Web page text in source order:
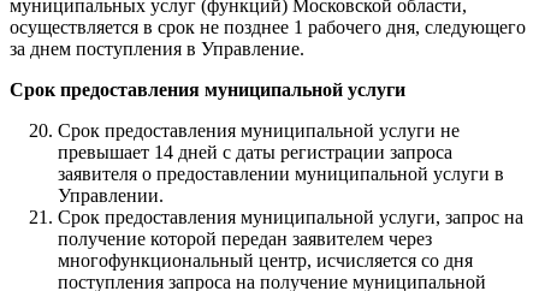
муниципальных услуг (функций) Московской области,
осуществляется в срок не позднее 1 рабочего дня, следующего
за днем поступления в Управление.
Срок предоставления муниципальной услуги
Срок предоставления муниципальной услуги не
превышает 14 дней с даты регистрации запроса
заявителя о предоставлении муниципальной услуги в
Управлении.
Срок предоставления муниципальной услуги, запрос на
получение которой передан заявителем через
многофункциональный центр, исчисляется со дня
поступления запроса на получение муниципальной